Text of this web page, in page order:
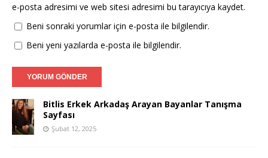
e-posta adresimi ve web sitesi adresimi bu tarayıcıya kaydet.
Beni sonraki yorumlar için e-posta ile bilgilendir.
Beni yeni yazılarda e-posta ile bilgilendir.
Bitlis Erkek Arkadaş Arayan Bayanlar Tanışma
Sayfası
Şubat 12, 2025